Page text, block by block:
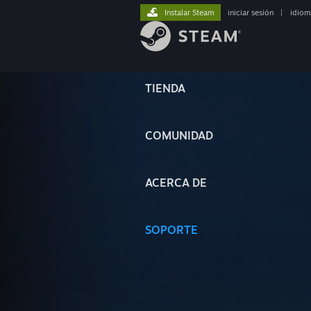
TIENDA
COMUNIDAD
ACERCA DE
SOPORTE
Instalar Steam iniciar sesión